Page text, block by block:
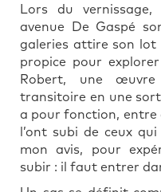
Lors du vernissage,
avenue De Gaspé
galeries attire son lot
propice pour
Robert, une
transitoire en une
a pour fonction, entre
l’ont subi de ceux
mon avis, pour
subir : il faut entrer